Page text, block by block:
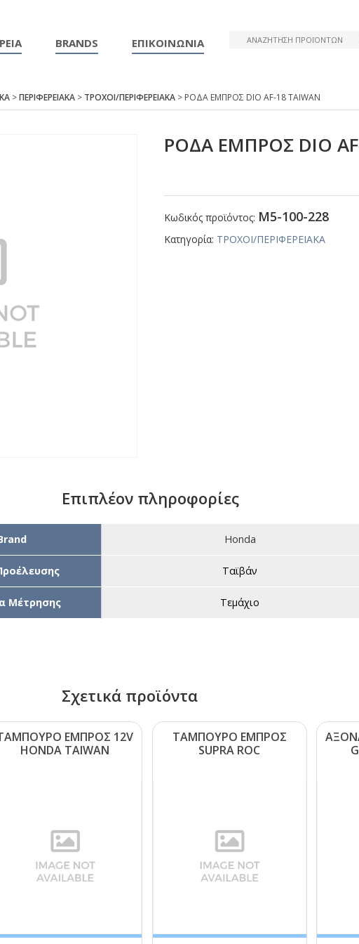
BRANDS ΕΠΙΚΟΙΝΩΝΙΑ
>ΠΕΡΙΦΕΡΕΙΑΚΑ> ΤΡΟΧΟΙ/ΠΕΡΙΦΕΡΕΙΑΚΑ> ΡΟΔΑ ΕΜΠΡΟΣ DΙΟ ΑF-18 ΤΑΙWΑΝ
ΡΟΔΑ ΕΜΠΡΟΣ DΙΟ
Κωδικός προϊόντος: Μ5-100-228
Κατηγορία: ΤΡΟΧΟΙ/ΠΕΡΙΦΕΡΕΙΑΚΑ
Επιπλέον πληροφορίες
Honda
Ταϊβάν
Μέτρησης Τεμάχιο
Σχετικά προϊόντα
ΕΜΠΡΟΣ 12V
ΗΟΝDΑ ΤΑΙWΑΝ
ΤΑΜΠΟΥΡΟ ΕΜΠΡΟΣ
SUΡRΑ RΟC